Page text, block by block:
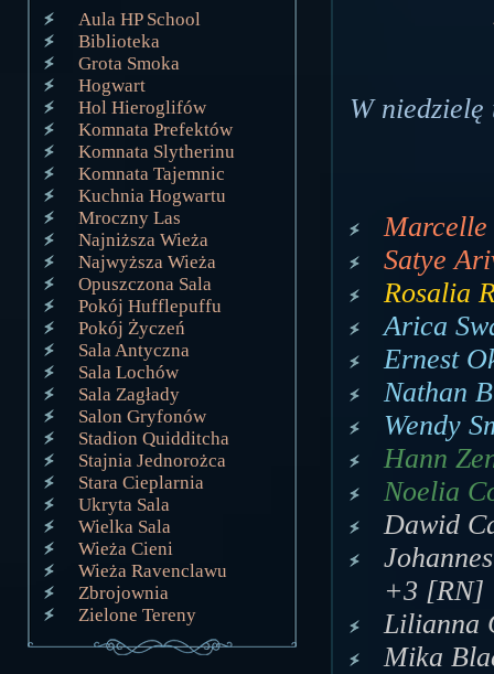
Aula HP School
Biblioteka
Grota Smoka
Hogwart
Hol Hieroglifów
Komnata Prefektów
Komnata Slytherinu
Komnata Tajemnic
Kuchnia Hogwartu
Mroczny Las
Najniższa Wieża
Najwyższa Wieża
Opuszczona Sala
Pokój Hufflepuffu
Pokój Życzeń
Sala Antyczna
Sala Lochów
Sala Zagłady
Salon Gryfonów
Stadion Quidditcha
Stajnia Jednorożca
Stara Cieplarnia
Ukryta Sala
Wielka Sala
Wieża Cieni
Wieża Ravenclawu
Zbrojownia
Zielone Tereny
W
Satye
Rosalia
Arica
Ernest
Nathan
Wendy
Hann
Noelia
Dawid
+3 [RN]
Lilianna
Mika